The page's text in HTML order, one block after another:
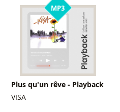
MP3
Plus qu'un rêve - Playback
VISA